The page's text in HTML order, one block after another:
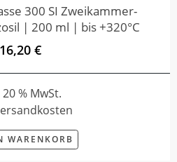
300 SI Zweikammer-
| 200 ml | bis +320°C
16,20 €
% MwSt.
WARENKORB